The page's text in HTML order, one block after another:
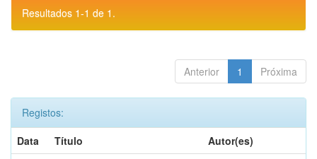
Resultados 1-1 de 1.
Anterior 1 Próxima
Registos:
Data
Título
Autor(es)